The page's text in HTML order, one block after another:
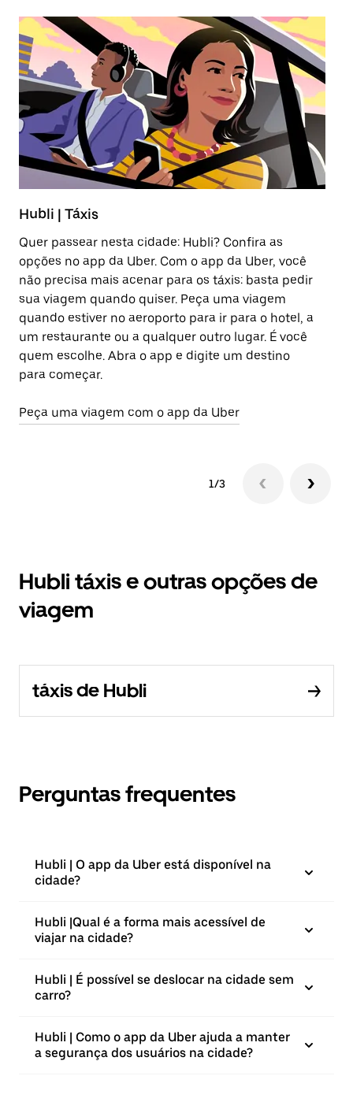
Hubli | Táxis
Quer passear nesta cidade: Hubli? Confira as
opções no app da Uber. Com o app da Uber, você
não precisa mais acenar para os táxis: basta pedir
sua viagem quando quiser. Peça uma viagem
quando estiver no aeroporto para ir para o hotel, a
um restaurante ou a qualquer outro lugar. É você
quem escolhe. Abra o app e digite um destino
para começar.
Peça uma viagem com o app da Uber
1/3
Hubli táxis e outras opções de
viagem
táxis de Hubli
Perguntas frequentes
Hubli | O app da Uber está disponível na
cidade?
Hubli |⁠Qual é a forma mais acessível de
viajar na cidade?
Hubli | É possível se deslocar na cidade sem
carro?
Hubli | Como o app da Uber ajuda a manter
a segurança dos usuários na cidade?